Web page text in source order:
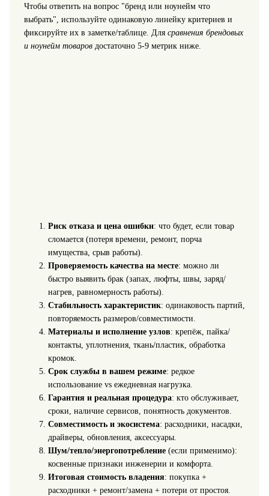
Чтобы ответить на вопрос "бренд или ноунейм что
выбрать", используйте одинаковую линейку критериев и
фиксируйте их в заметке/таблице. Для сравнения брендовых
и ноунейм товаровдостаточно 5-9 метрик ниже.
Риск отказа и цена ошибки: что будет, если товар
сломается (потеря времени, ремонт, порча
имущества, срыв работы).
Проверяемость качества на месте: можно ли
быстро выявить брак (запах, люфты, швы, заряд/
нагрев, равномерность работы).
Стабильность характеристик: одинаковость партий,
повторяемость размеров/совместимости.
Материалы и исполнение узлов: крепёж, пайка/
контакты, уплотнения, ткань/пластик, обработка
кромок.
Срок службы в вашем режиме: редкое
использование vs ежедневная нагрузка.
Гарантия и реальная процедура: кто обслуживает,
сроки, наличие сервисов, понятность документов.
Совместимость и экосистема: расходники, насадки,
драйверы, обновления, аксессуары.
Шум/тепло/энергопотребление(если применимо):
косвенные признаки инженерии и комфорта.
Итоговая стоимость владения: покупка +
расходники + ремонт/замена + потери от простоя.